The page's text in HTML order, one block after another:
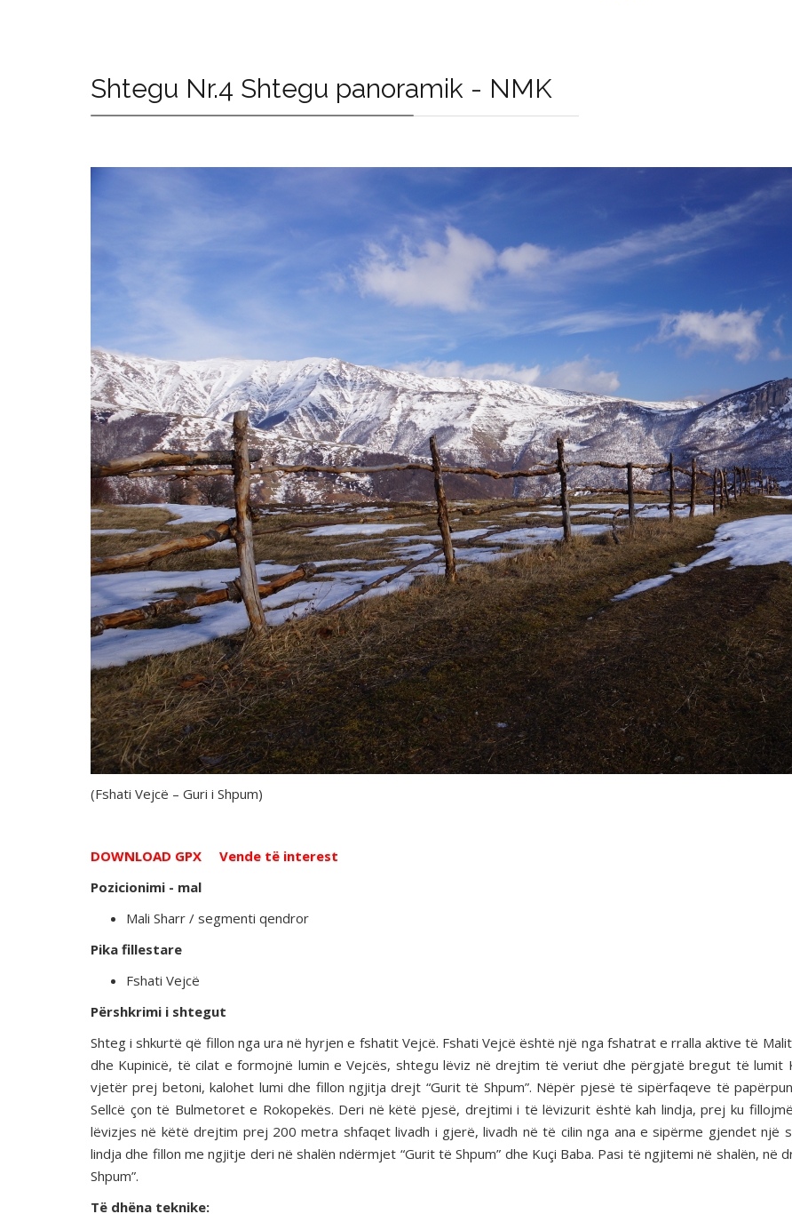
Shtegu Nr.4 Shtegu panoramik - NMK
(Fshati Vejcë – Guri i Shpum)
DOWNLOAD GPX
Vende të interest
Pozicionimi - mal
Mali Sharr / segmenti qendror
Pika fillestare
Fshati Vejcë
Përshkrimi i shtegut
Shteg i shkurtë që fillon nga ura në hyrjen e fshatit Vejcë. Fshati Vejcë është një nga fshatrat e rralla aktive të
dhe Kupinicë, të cilat e formojnë lumin e Vejcës, shtegu lëviz në drejtim të veriut dhe përgjatë bregut të
vjetër prej betoni, kalohet lumi dhe fillon ngjitja drejt “Gurit të Shpum”. Nëpër pjesë të sipërfaqeve të
Sellcë çon të Bulmetoret e Rokopekës. Deri në këtë pjesë, drejtimi i të lëvizurit është kah lindja, prej ku
lëvizjes në këtë drejtim prej 200 metra shfaqet livadh i gjerë, livadh në të cilin nga ana e sipërme gjendet një
lindja dhe fillon me ngjitje deri në shalën ndërmjet “Gurit të Shpum” dhe Kuçi Baba. Pasi të ngjitemi në shalën,
Shpum”.
Të dhëna teknike: